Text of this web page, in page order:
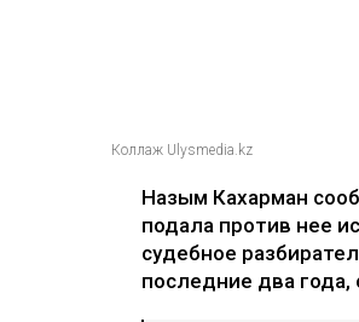
Коллаж Ulysmedia.kz
Назым Кахарман
подала против нее
судебное
последние два года,